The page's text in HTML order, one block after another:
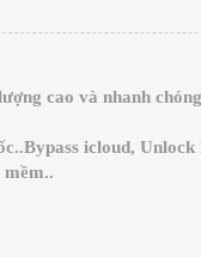
cao và nhanh
icloud,